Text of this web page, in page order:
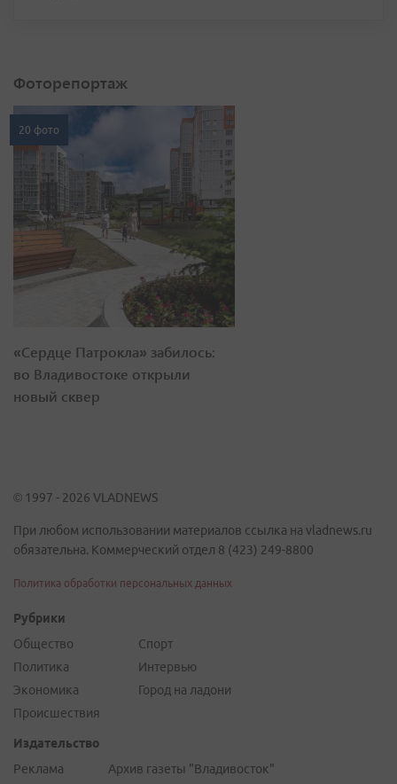
Фоторепортаж
20 фото
«Сердце Патрокла» забилось:
во Владивостоке открыли
новый сквер
© 1997 - 2026 VLADNEWS
При любом использовании материалов ссылка на vladnews.ru
обязательна. Коммерческий отдел 8 (423) 249-8800
Политика обработки персональных данных
Рубрики
Общество
Политика
Экономика
Происшествия
Спорт
Интервью
Город на ладони
Издательство
Реклама
Архив газеты "Владивосток"